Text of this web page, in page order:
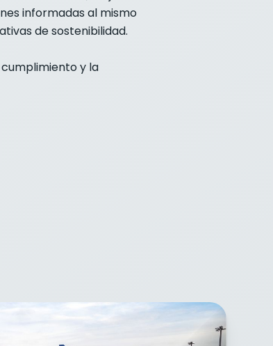
informadas al mismo
de sostenibilidad.
y la